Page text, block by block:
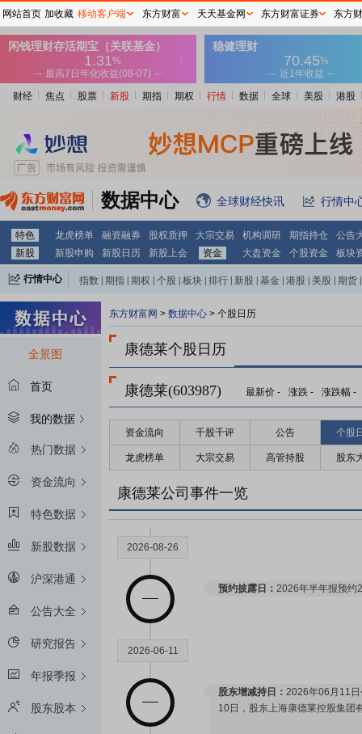
财经 焦点 股票 新股 期指 期权 行情 数据 全球 美股 港股
数据中心 全球财经快讯 行情中
特色 龙虎榜单 融资融券 股权质押 大宗交易 机构调研 期指持仓
公告
新股
新股申购 新股日历 新股上会 资金 大盘资金 个股资金 板块
行情中心 指数 期指 期权 个股 板块 排行 新股 基金 港股 美股 期货
全景图
首页
我的数据
热门数据
资金流向
特色数据
新股数据
沪深港通
公告大全
研究报告
年报季报
股东股本
东方财富网 > 数据中心 > 个股日历
康德莱个股日历
康德莱(603987) 最新价 - 涨跌 - 涨跌幅 -
资金流向 千股千评 公告 个股
龙虎榜单 大宗交易 高管持股 股东
康德莱公司事件一览
2026-08-26
预约披露日： 2026年半年报预约
2026-06-11
股东增减持日： 2026年06月11
10日，股东上海康德莱控股集团
网站首页 加收藏 移动客户端 东方财富 天天基金网 东方财富证券 东方